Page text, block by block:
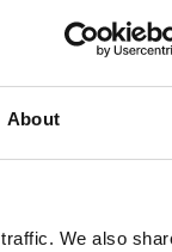
About
We also